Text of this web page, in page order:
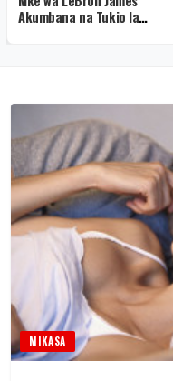
Akumbana na Tukio la
MIKASA